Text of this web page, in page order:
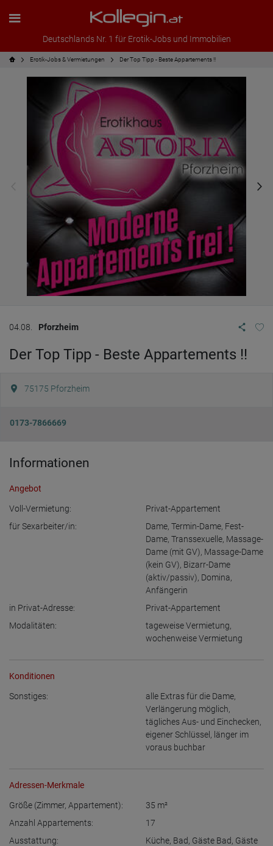
Deutschlands Nr. 1 für Erotik-Jobs und Immobilien
Erotik-Jobs & Vermietungen Der Top Tipp - Beste Appartements !!
04.08. Pforzheim
Der Top Tipp - Beste Appartements !!
75175 Pforzheim
0173-7866669
Informationen
Angebot
Voll-Vermietung:
Privat-Appartement
für Sexarbeiter/in:
Dame, Termin-Dame, Fest-
Dame, Transsexuelle, Massage-
Dame (mit GV), Massage-Dame
(kein GV), Bizarr-Dame
(aktiv/passiv), Domina,
Anfängerin
in Privat-Adresse:
Privat-Appartement
Modalitäten:
tageweise Vermietung,
wochenweise Vermietung
Konditionen
Sonstiges: alle Extras für die Dame,
Verlängerung möglich,
tägliches Aus- und Einchecken,
eigener Schlüssel , länger im
voraus buchbar
Adressen-Merkmale
Größe (Zimmer, Appartement): 35 m²
Anzahl Appartements:
17
Ausstattung:
Küche, Bad, Gäste Bad, Gäste